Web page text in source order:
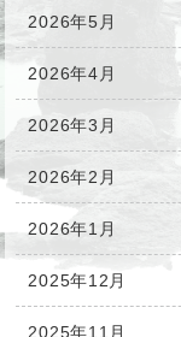
2026年5月
2026年4月
2026年3月
2026年2月
2026年1月
2025年12月
2025年11月